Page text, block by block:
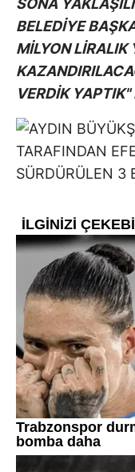
SONA
BELEDİYE
MİLYON LİRALIK
VERDİK YAPTIK"